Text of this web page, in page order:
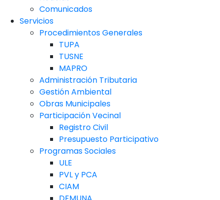
Comunicados
Servicios
Procedimientos Generales
TUPA
TUSNE
MAPRO
Administración Tributaria
Gestión Ambiental
Obras Municipales
Participación Vecinal
Registro Civil
Presupuesto Participativo
Programas Sociales
ULE
PVL y PCA
CIAM